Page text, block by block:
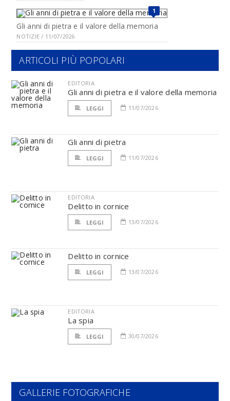
1
Gli anni di pietra e il valore della memoria
NOTIZIE / 11/07/2026
ARTICOLI PIÙ POPOLARI
EDITORIA
Gli anni di pietra e il valore della memoria
LEGGI 11/07/2026
Gli anni di pietra
LEGGI 11/07/2026
EDITORIA
Delitto in cornice
LEGGI 13/07/2026
Delitto in cornice
LEGGI 13/07/2026
EDITORIA
La spia
LEGGI 30/07/2026
GALLERIE FOTOGRAFICHE